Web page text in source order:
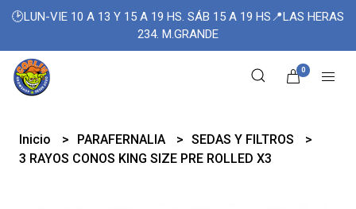
🕑LUN-VIE 10 A 13 Y 15 A 19 HS. SÁB 15 A 19 HS📍LAS HERAS
234. M.GRANDE
0
Inicio PARAFERNALIA
SEDAS Y FILTROS
3 RAYOS CONOS KING SIZE PRE ROLLED X3